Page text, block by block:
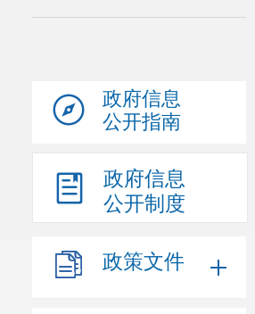
政府信息
公开指南
政府信息
公开制度
政策文件